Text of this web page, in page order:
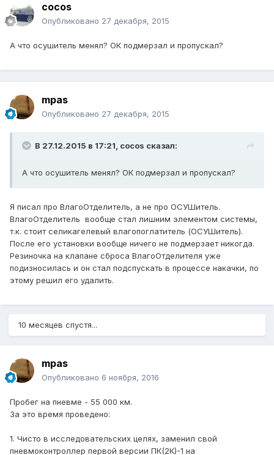
cocos
Опубликовано 27 декабря, 2015
А что осушитель менял? ОК подмерзал и пропускал?
mpas
Опубликовано 27 декабря, 2015
В 27.12.2015 в 17:21, cocos сказал:
А что осушитель менял? ОК подмерзал и пропускал?
Я писал про ВлагоОтделитель, а не про ОСУШитель.
ВлагоОтделитель вообще стал лишним элементом системы,
т.к. стоит селикагелевый влагопоглатитель (ОСУШитель).
После его установки вообще ничего не подмерзает никогда.
Резиночка на клапане сброса ВлагоОтделителя уже
подизносилась и он стал подспускать в процессе накачки, по
этому решил его удалить.
10 месяцев спустя...
mpas
Опубликовано 6 ноября, 2016
Пробег на пневме - 55 000 км.
За это время проведено:
1. Чисто в исследовательских целях, заменил свой
пневмоконтроллер первой версии ПК(2К)-1 на